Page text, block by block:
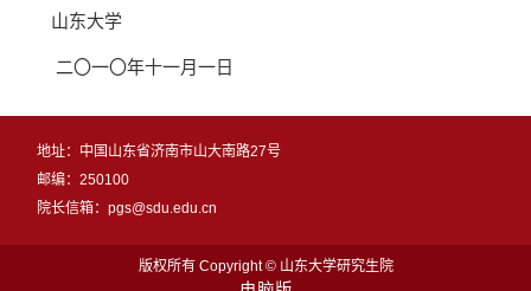
山东大学
二〇一〇年十一月一日
地址：中国山东省济南市山大南路27号
邮编：250100
院长信箱：pgs@sdu.edu.cn
版权所有 Copyright © 山东大学研究生院